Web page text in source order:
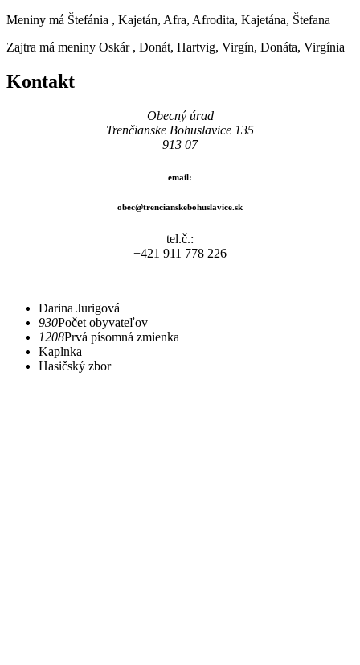
Meniny má Štefánia , Kajetán, Afra, Afrodita, Kajetána, Štefana
Zajtra má meniny Oskár , Donát, Hartvig, Virgín, Donáta, Virgínia
Kontakt
Obecný úrad
Trenčianske Bohuslavice 135
913 07
email:
obec@trencianskebohuslavice.sk
tel.č.:
+421 911 778 226
Darina Jurigová
930Počet obyvateľov
1208Prvá písomná zmienka
Kaplnka
Hasičský zbor